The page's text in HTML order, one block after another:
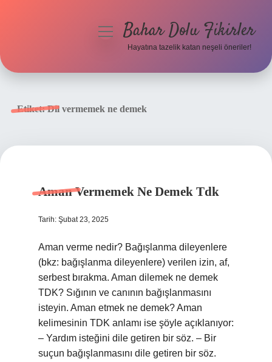
menüyüBahar Dolu Fikirler
Hayatına tazelik katan neşeli öneriler!
Etiket:Dil vermemek ne demek
Aman Vermemek Ne Demek Tdk
Tarih: Şubat 23, 2025
Aman verme nedir? Bağışlanma dileyenlere
(bkz: bağışlanma dileyenlere) verilen izin, af,
serbest bırakma. Aman dilemek ne demek
TDK? Sığının ve canının bağışlanmasını
isteyin. Aman etmek ne demek? Aman
kelimesinin TDK anlamı ise şöyle açıklanıyor:
– Yardım isteğini dile getiren bir söz. – Bir
suçun bağışlanmasını dile getiren bir söz.